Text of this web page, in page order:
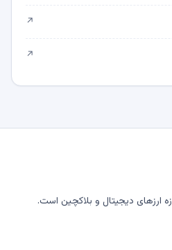
↗
↗
ارزهای دیجیتال و بلاکچین است.